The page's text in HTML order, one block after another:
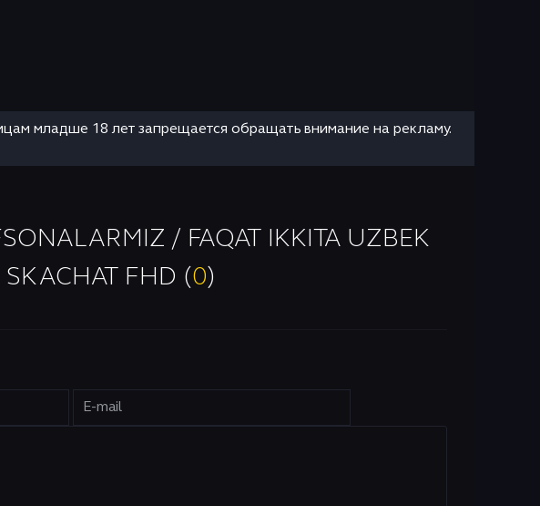
младше 18 лет запрещается обращать внимание на рекламу.
/ FAQAT IKKITA UZBEK
FHD (0)